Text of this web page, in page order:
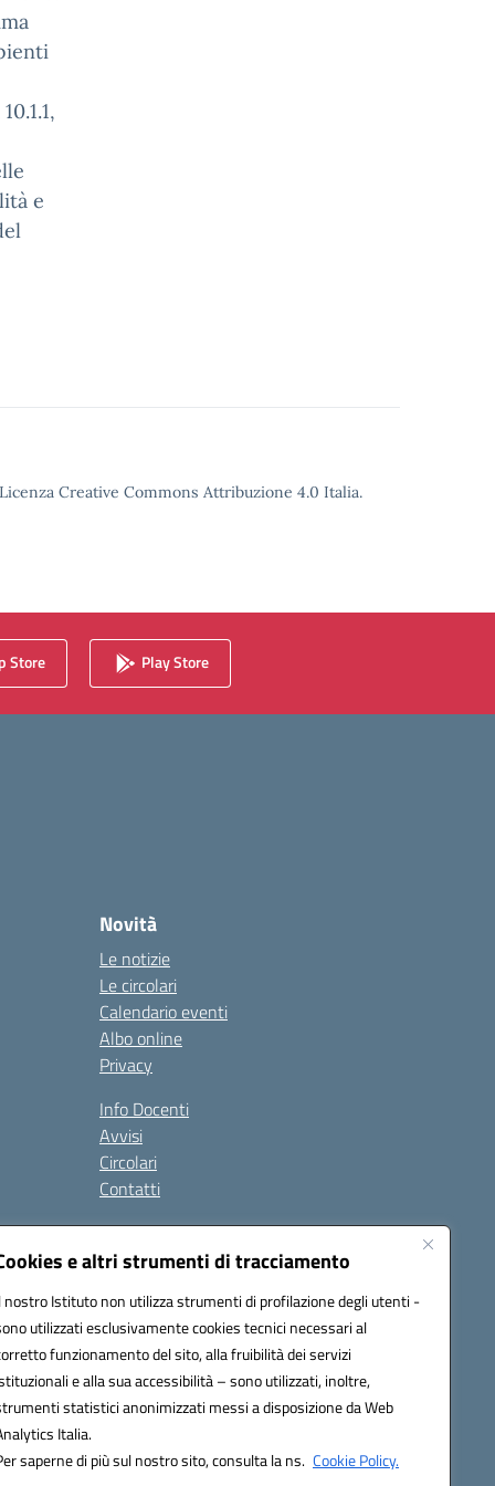
e altri strumenti di tracciamento
nostro Istituto non utilizza strumenti di profilazione degli utenti -
utilizzati esclusivamente cookies tecnici necessari al
funzionamento del sito, alla fruibilità dei servizi
e alla sua accessibilità – sono utilizzati, inoltre,
statistici anonimizzati messi a disposizione da Web
Italia.
saperne di più sul nostro sito, consulta la ns. Cookie Policy.
e
Creative Commons Attribuzione 4.0 Italia.
Store Play Store
Novità
Le notizie
Le circolari
Calendario eventi
Albo online
Privacy
Info Docenti
Avvisi
Circolari
Contatti
Seguici su: